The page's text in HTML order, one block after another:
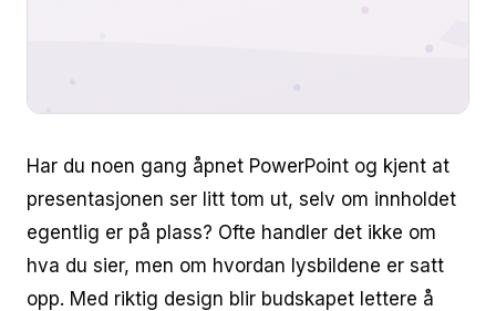
Har du noen gang åpnet PowerPoint og kjent at
presentasjonen ser litt tom ut, selv om innholdet
egentlig er på plass? Ofte handler det ikke om
hva du sier, men om hvordan lysbildene er satt
opp. Med riktig design blir budskapet lettere å